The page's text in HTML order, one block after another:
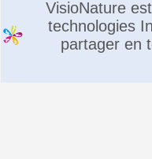
VisioNature
technologies
partager en